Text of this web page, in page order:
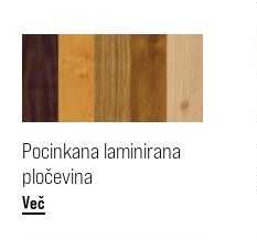
Pocinkana laminirana
pločevina
Več